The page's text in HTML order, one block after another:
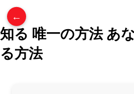
←
知る 唯一の方法 あ
る方法